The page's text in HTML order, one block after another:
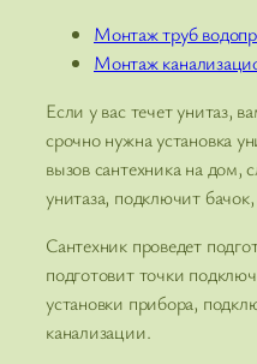
Монтаж труб
Монтаж
Если у вас течет унитаз,
срочно нужна установка
вызов сантехника на дом,
унитаза, подключит
Сантехник проведет
подготовит точки
установки прибора,
канализации.